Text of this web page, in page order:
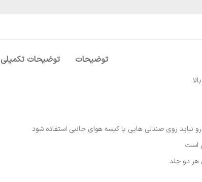
توضیحات توضیحات تکمیلی
روی صندلی هایی با کیسه هوای جانبی استفاده شود
است
دو جلد